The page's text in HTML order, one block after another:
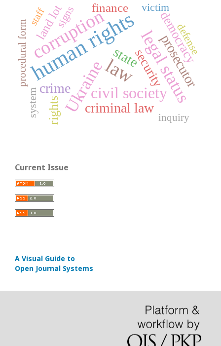
human rights
law
corruption legal status
Ukrainecivil society
prosecutor
state
crime
criminal law
rights
democracy
security
land lot finance
system
signs
defense
victim
inquiry
procedural form
staff
Current Issue
A Visual Guide to
Open Journal Systems